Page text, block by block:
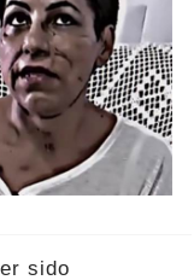
sido